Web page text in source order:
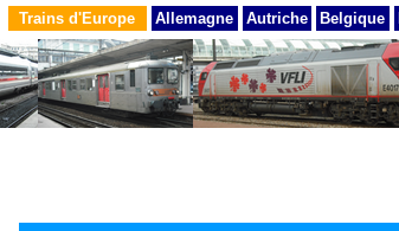
Trains d'Europe Allemagne Autriche Belgique